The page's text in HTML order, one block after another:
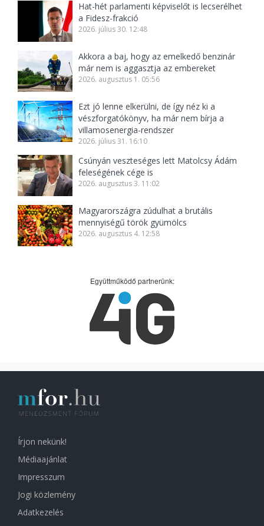
Hat-hét parlamenti képviselőt is lecserélhet
a Fidesz-frakció
2026. július 30. 12:48
Akkora a baj, hogy az emelkedő benzinár
már nem is aggasztja az embereket
2026. augusztus 1. 05:56
Ezt jó lenne elkerülni, de így néz ki a
vészforgatókönyv, ha már nem bírja a
villamosenergia-rendszer
2026. július 31. 16:10
Csúnyán veszteséges lett Matolcsy Ádám
feleségének cége is
2026. augusztus 3. 11:02
Magyarországra zúdulhat a brutális
mennyiségű török gyümölcs
2026. augusztus 4. 12:58
Együttműködő partnerünk:
Írjon nekünk!
Médiaajánlat
Impresszum
Jogi közlemény
Adatkezelés